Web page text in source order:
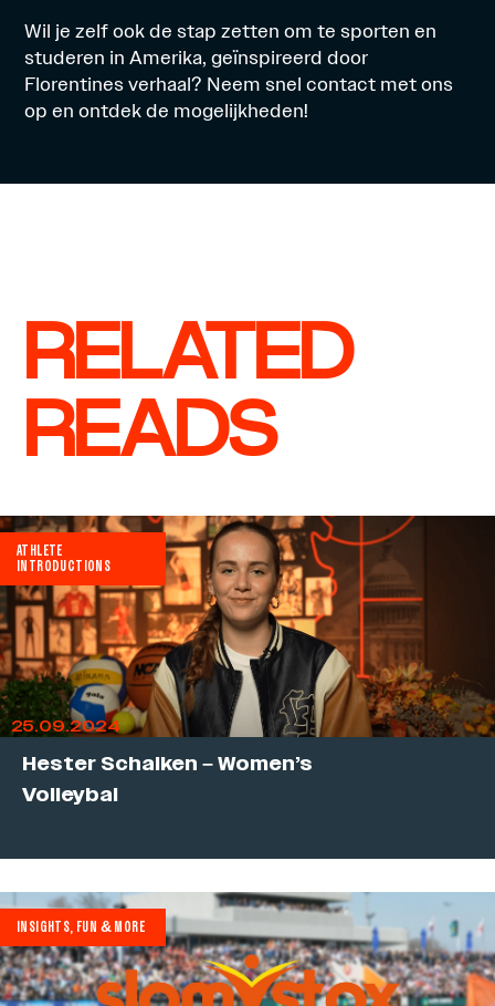
Wil je zelf ook de stap zetten om te sporten en
studeren in Amerika, geïnspireerd door
Florentines verhaal? Neem snelcontact met ons
op en ontdek de mogelijkheden!
RELATED
READS
ATHLETE
INTRODUCTIONS
25.09.2024
Hester Schalken – Women’s
Volleybal
INSIGHTS, FUN & MORE